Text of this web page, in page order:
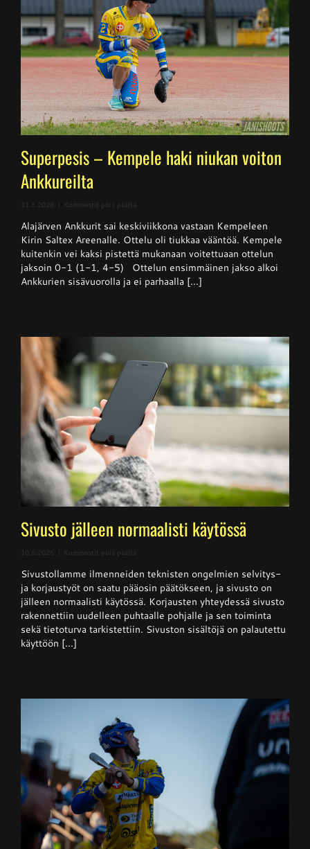
Superpesis – Kempele haki niukan voiton
Ankkureilta
11.6.2026 Kommentit pois päältä
–
Kempele
haki
niukan
voiton
Ankkureilta
Alajärven Ankkurit sai keskiviikkona vastaan Kempeleen
Kirin Saltex Areenalle. Ottelu oli tiukkaa vääntöä. Kempele
kuitenkin vei kaksi pistettä mukanaan voitettuaan ottelun
jaksoin 0-1 (1-1, 4-5) Ottelun ensimmäinen jakso alkoi
Ankkurien sisävuorolla ja ei parhaalla [...]
Sivusto jälleen normaalisti käytössä
10.6.2026 Kommentit pois päältä
jälleen
normaalisti
käytössä
Sivustollamme ilmenneiden teknisten ongelmien selvitys-
ja korjaustyöt on saatu pääosin päätökseen, ja sivusto on
jälleen normaalisti käytössä. Korjausten yhteydessä sivusto
rakennettiin uudelleen puhtaalle pohjalle ja sen toiminta
sekä tietoturva tarkistettiin. Sivuston sisältöjä on palautettu
käyttöön [...]